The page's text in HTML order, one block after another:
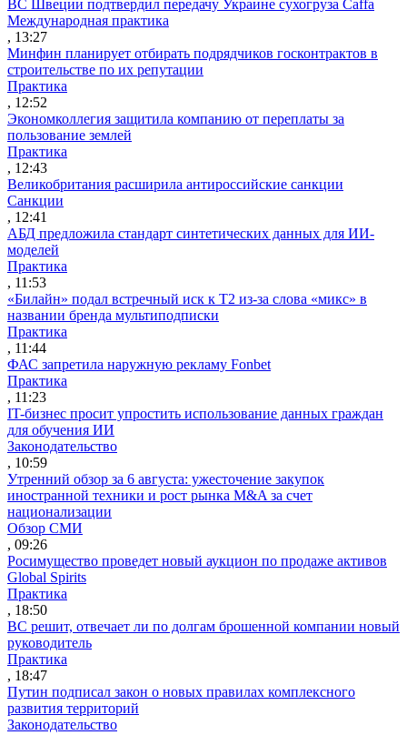
ВС Швеции подтвердил передачу Украине сухогруза Caffa
Международная практика
, 13:27
Минфин планирует отбирать подрядчиков госконтрактов в
строительстве по их репутации
Практика
, 12:52
Экономколлегия защитила компанию от переплаты за
пользование землей
Практика
, 12:43
Великобритания расширила антироссийские санкции
Санкции
, 12:41
АБД предложила стандарт синтетических данных для ИИ-
моделей
Практика
, 11:53
«Билайн» подал встречный иск к Т2 из-за слова «микс» в
названии бренда мультиподписки
Практика
, 11:44
ФАС запретила наружную рекламу Fonbet
Практика
, 11:23
IT-бизнес просит упростить использование данных граждан
для обучения ИИ
Законодательство
, 10:59
Утренний обзор за 6 августа: ужесточение закупок
иностранной техники и рост рынка M&A за счет
национализации
Обзор СМИ
, 09:26
Росимущество проведет новый аукцион по продаже активов
Global Spirits
Практика
, 18:50
ВС решит, отвечает ли по долгам брошенной компании новый
руководитель
Практика
, 18:47
Путин подписал закон о новых правилах комплексного
развития территорий
Законодательство